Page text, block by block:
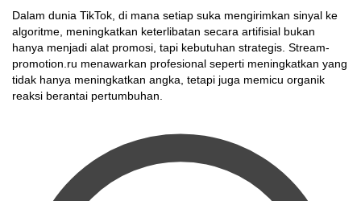
Dalam dunia TikTok, di mana setiap suka mengirimkan sinyal ke
algoritme, meningkatkan keterlibatan secara artifisial bukan
hanya menjadi alat promosi, tapi kebutuhan strategis. Stream-
promotion.ru menawarkan profesional seperti meningkatkan yang
tidak hanya meningkatkan angka, tetapi juga memicu organik
reaksi berantai pertumbuhan.